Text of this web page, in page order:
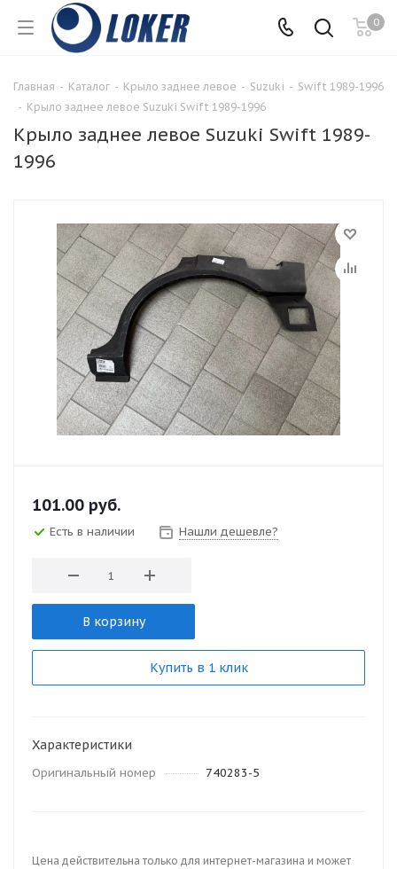
0
Главная - Каталог - Крыло заднее левое - Suzuki - Swift 1989-1996
- Крыло заднее левое Suzuki Swift 1989-1996
Крыло заднее левое Suzuki Swift 1989-
1996
101.00 руб.
Есть в наличии Нашли дешевле?
В корзину
Купить в 1 клик
Характеристики
Оригинальный номер 740283-5
Цена действительна только для интернет-магазина и может